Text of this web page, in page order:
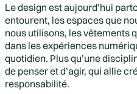
Le design est aujourd’hui
entourent, les espaces que
nous utilisons, les vêtements
dans les expériences
quotidien. Plus qu’une
de penser et d’agir, qui allie
responsabilité.